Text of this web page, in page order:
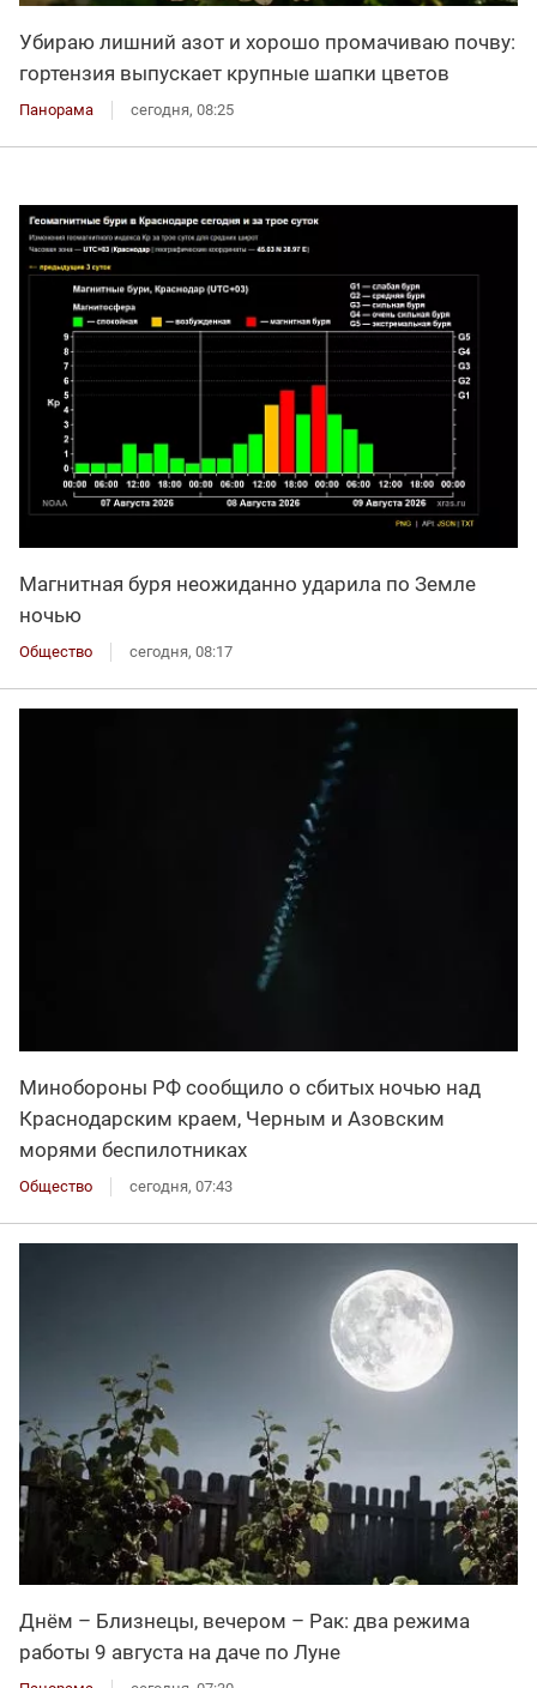
Убираю лишний азот и хорошо промачиваю почву:
гортензия выпускает крупные шапки цветов
Панорама сегодня, 08:25
Магнитная буря неожиданно ударила по Земле
ночью
Общество сегодня, 08:17
Минобороны РФ сообщило о сбитых ночью над
Краснодарским краем, Черным и Азовским
морями беспилотниках
Общество сегодня, 07:43
Днём – Близнецы, вечером – Рак: два режима
работы 9 августа на даче по Луне